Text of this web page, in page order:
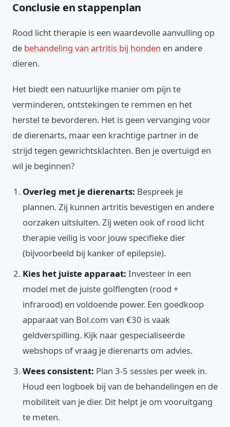
Conclusie en stappenplan
Rood licht therapie is een waardevolle aanvulling op
de behandeling van artritis bij honden en andere
dieren.
Het biedt een natuurlijke manier om pijn te
verminderen, ontstekingen te remmen en het
herstel te bevorderen. Het is geen vervanging voor
de dierenarts, maar een krachtige partner in de
strijd tegen gewrichtsklachten. Ben je overtuigd en
wil je beginnen?
Overleg met je dierenarts: Bespreek je
plannen. Zij kunnen artritis bevestigen en andere
oorzaken uitsluiten. Zij weten ook of rood licht
therapie veilig is voor jouw specifieke dier
(bijvoorbeeld bij kanker of epilepsie).
Kies het juiste apparaat: Investeer in een
model met de juiste golflengten (rood +
infrarood) en voldoende power. Een goedkoop
apparaat van Bol.com van €30 is vaak
geldverspilling. Kijk naar gespecialiseerde
webshops of vraag je dierenarts om advies.
Wees consistent: Plan 3-5 sessies per week in.
Houd een logboek bij van de behandelingen en de
mobiliteit van je dier. Dit helpt je om vooruitgang
te meten.